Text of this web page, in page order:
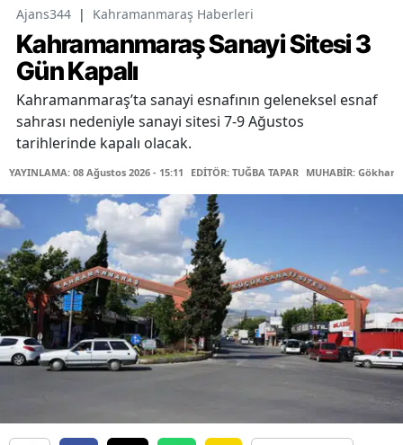
Ajans344 | Kahramanmaraş Haberleri
Kahramanmaraş Sanayi Sitesi 3
Gün Kapalı
Kahramanmaraş’ta sanayi esnafının geleneksel esnaf
sahrası nedeniyle sanayi sitesi 7-9 Ağustos
tarihlerinde kapalı olacak.
YAYINLAMA: 08 Ağustos 2026 - 15:11 EDİTÖR: TUĞBA TAPAR MUHABİR: Gökhan